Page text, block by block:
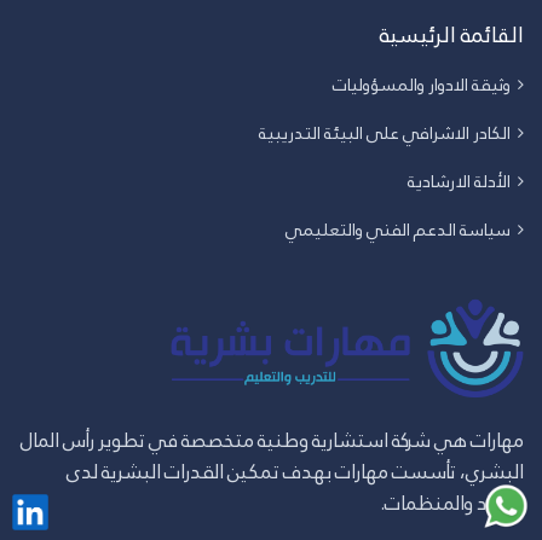
القائمة الرئيسية
وثيقة الادوار والمسؤوليات
الكادر الاشرافي على البيئة التدريبية
الأدلة الارشادية
سياسة الدعم الفني والتعليمي
مهارات هي شركة استشارية وطنية متخصصة في تطوير رأس المال
البشري، تأسست مهارات بهدف تمكين القدرات البشرية لدى
الأفراد والمنظمات.